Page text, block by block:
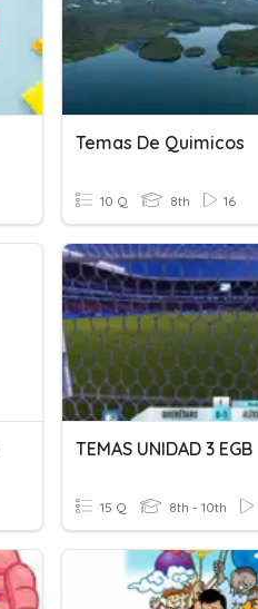
Temas De Quimicos
10 Q 8th 16
TEMAS UNIDAD 3 EGB
15 Q 8th - 10th